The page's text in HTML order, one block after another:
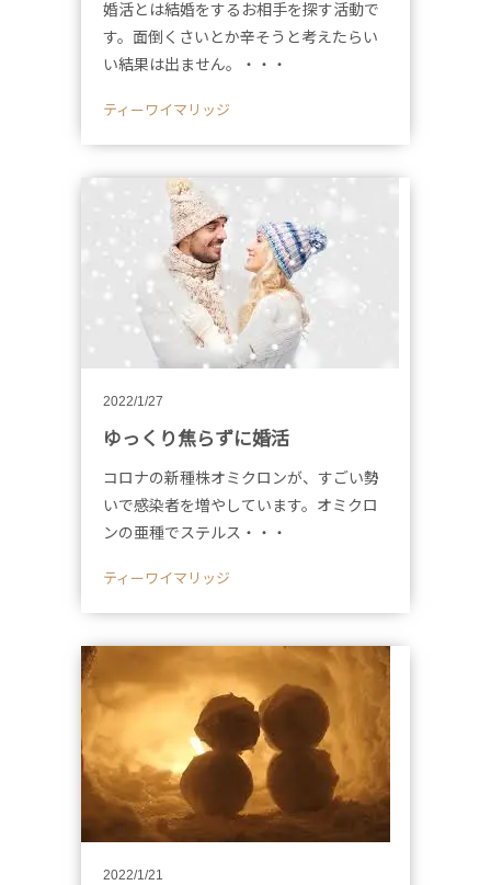
婚活とは結婚をするお相手を探す活動で
す。面倒くさいとか辛そうと考えたらい
い結果は出ません。・・・
ティーワイマリッジ
2022/1/27
ゆっくり焦らずに婚活
コロナの新種株オミクロンが、すごい勢
いで感染者を増やしています。オミクロ
ンの亜種でステルス・・・
ティーワイマリッジ
2022/1/21